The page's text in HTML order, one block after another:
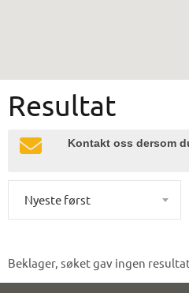
Resultat
Kontakt oss dersom
Nyeste først
Beklager, søket gav ingen